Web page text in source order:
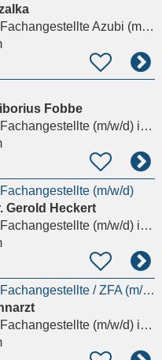
Zahnmedizinische Fachangestellte Azubi (m/w/d)
Fobbe
(m/w/d)in Büdingen
(m/w/d)
Gerold Heckert
(m/w/d)in Kefenrod
Zahnmedizinische Fachangestellte / ZFA (m/w/d)
(m/w/d)in Friedrichsdorf, Seulberg